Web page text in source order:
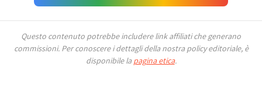
Questo contenuto potrebbe includere link affiliati che generano
commissioni. Per conoscere i dettagli della nostra policy editoriale, è
disponibile la pagina etica.